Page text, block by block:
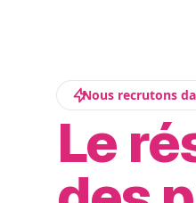
Nous recrutons
Le